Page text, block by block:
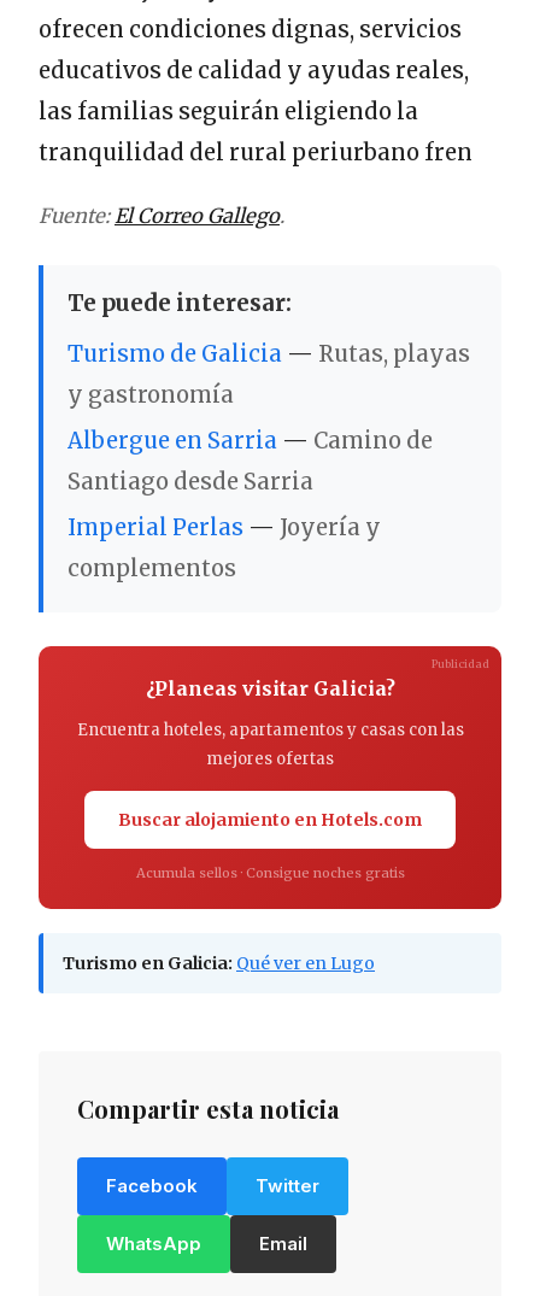
ofrecen condiciones dignas, servicios
educativos de calidad y ayudas reales,
las familias seguirán eligiendo la
tranquilidad del rural periurbano fren
Fuente:El Correo Gallego.
Te puede interesar:
Turismo de Galicia — Rutas, playas
y gastronomía
Albergue en Sarria — Camino de
Santiago desde Sarria
Imperial Perlas — Joyería y
complementos
¿Planeas visitar Galicia?
Encuentra hoteles, apartamentos y casas con las
mejores ofertas
Buscar alojamiento en Hotels.com
Acumula sellos · Consigue noches gratis
Publicidad
Turismo en Galicia: Qué ver en Lugo
Compartir esta noticia
Facebook Twitter
WhatsApp Email